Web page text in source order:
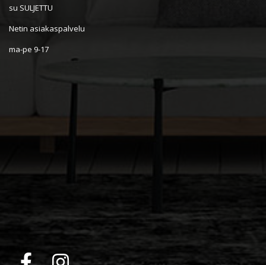
su SULJETTU
Netin asiakaspalvelu
ma-pe 9-17